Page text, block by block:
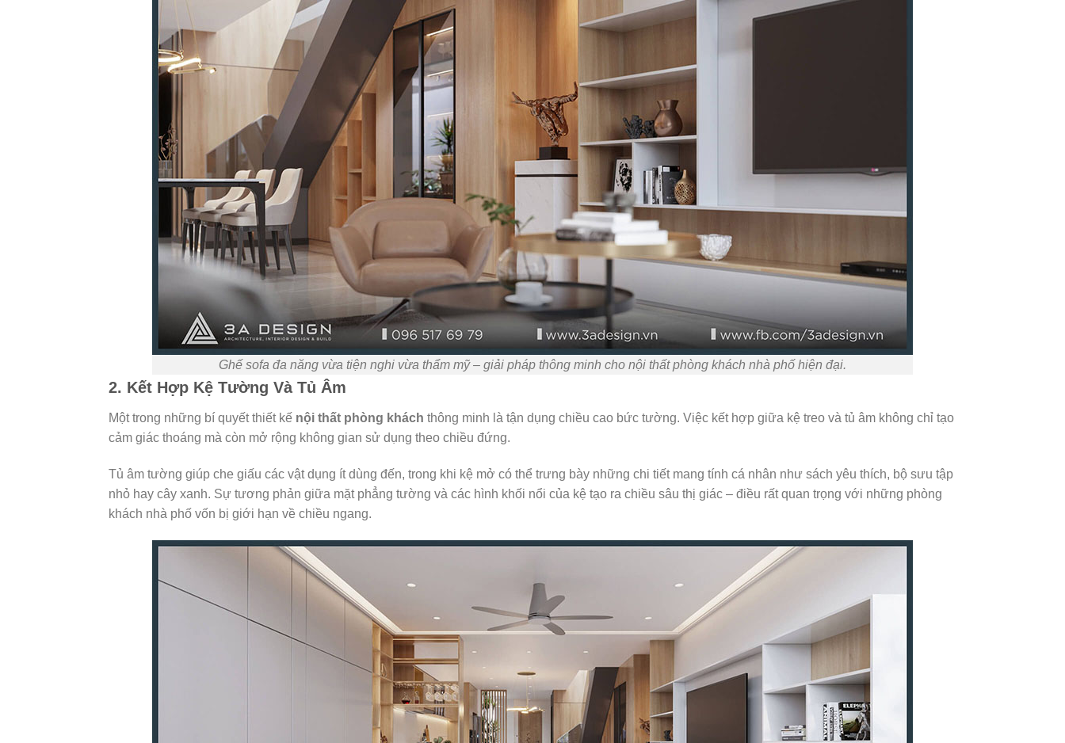
Ghế sofa đa năng vừa tiện nghi vừa thẩm mỹ – giải pháp thông minh cho nội thất phòng khách nhà phố hiện đại.
2. Kết Hợp Kệ Tường Và Tủ Âm
Một trong những bí quyết thiết kế nội thất phòng khách thông minh là tận dụng chiều cao bức tường. Việc kết hợp giữa kệ treo và tủ âm không chỉ tạo
cảm giác thoáng mà còn mở rộng không gian sử dụng theo chiều đứng.
Tủ âm tường giúp che giấu các vật dụng ít dùng đến, trong khi kệ mở có thể trưng bày những chi tiết mang tính cá nhân như sách yêu thích, bộ sưu tập
nhỏ hay cây xanh. Sự tương phản giữa mặt phẳng tường và các hình khối nổi của kệ tạo ra chiều sâu thị giác – điều rất quan trọng với những phòng
khách nhà phố vốn bị giới hạn về chiều ngang.